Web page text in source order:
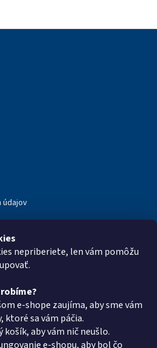
nepriberiete, len vám pomôžu
e-shope zaujíma, aby sme vám
sa vám páčia.
košík, aby vám nič neušlo.
e-shopu, aby bol čo
údajov